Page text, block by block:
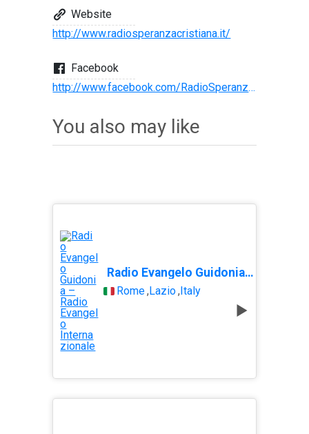
Website
http://www.radiosperanzacristiana.it/
Facebook
http://www.facebook.com/RadioSperanzaCristiana
You also may like
Radio Evangelo Guidonia – Radio Evangelo Internazionale
Rome,Lazio,Italy